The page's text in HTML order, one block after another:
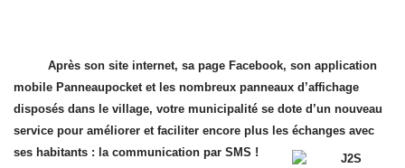
Après son site internet, sa page Facebook, son application
mobile Panneaupocket et les nombreux panneaux d’affichage
disposés dans le village, votre municipalité se dote d’un nouveau
service pour améliorer et faciliter encore plus les échanges avec
ses habitants : la communication par SMS !